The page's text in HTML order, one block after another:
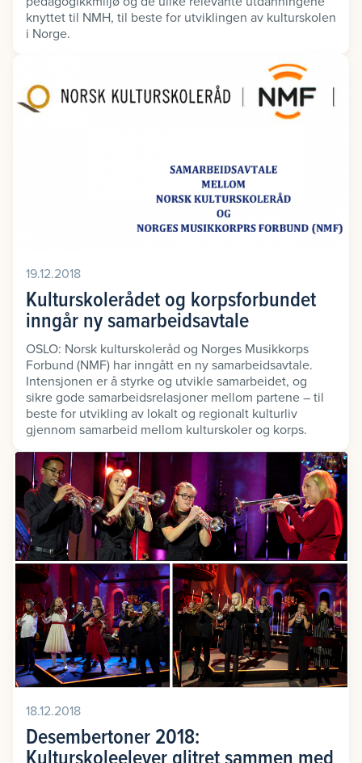
knyttet til NMH, til beste for utviklingen av kulturskolen
i Norge.
19.12.2018
Kulturskolerådet og korpsforbundet
inngår ny samarbeidsavtale
OSLO: Norsk kulturskoleråd og Norges Musikkorps
Forbund (NMF) har inngått en ny samarbeidsavtale.
Intensjonen er å styrke og utvikle samarbeidet, og
sikre gode samarbeidsrelasjoner mellom partene – til
beste for utvikling av lokalt og regionalt kulturliv
gjennom samarbeid mellom kulturskoler og korps.
18.12.2018
Desembertoner 2018:
Kulturskoleelever glitret sammen med